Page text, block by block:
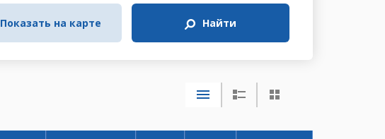
Показать на карте Найти